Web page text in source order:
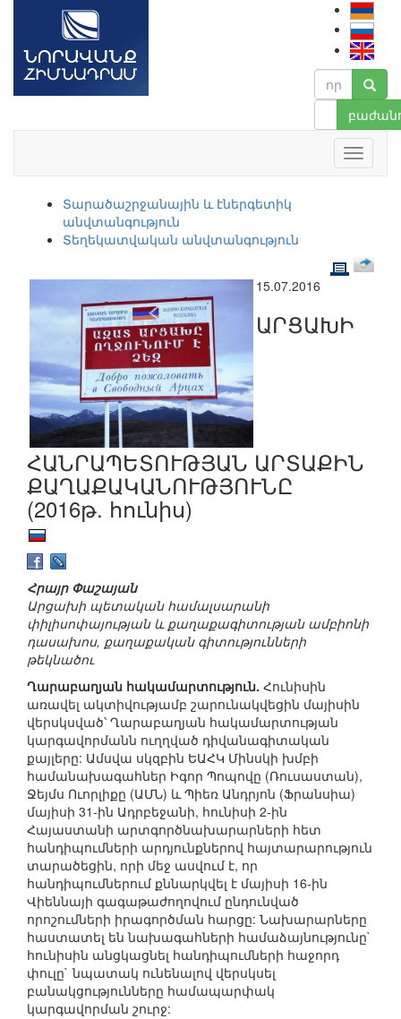
Տարածաշրջանային և էներգետիկ
անվտանգություն
Տեղեկատվական անվտանգություն
15.07.2016
ԱՐՑԱԽԻ
ՀԱՆՐԱՊԵՏՈՒԹՅԱՆ ԱՐՏԱՔԻՆ
ՔԱՂԱՔԱԿԱՆՈՒԹՅՈՒՆԸ
(2016թ. հունիս)
Հրայր Փաշայան
Արցախի պետական համալսարանի
փիլիսոփայության և քաղաքագիտության ամբիոնի
դասախոս, քաղաքական գիտությունների
թեկնածու
Ղարաբաղյան հակամարտություն. Հունիսին
առավել ակտիվությամբ շարունակվեցին մայիսին
վերսկսված՝ Ղարաբաղյան հակամարտության
կարգավորմանն ուղղված դիվանագիտական
քայլերը: Ամսվա սկզբին ԵԱՀԿ Մինսկի խմբի
համանախագահներ Իգոր Պոպովը (Ռուսաստան),
Ջեյմս Ուորլիքը (ԱՄՆ) և Պիեռ Անդրյոն (Ֆրանսիա)
մայիսի 31-ին Ադրբեջանի, հունիսի 2-ին
Հայաստանի արտգործնախարարների հետ
հանդիպումների արդյունքներով հայտարարություն
տարածեցին, որի մեջ ասվում է, որ
հանդիպումներում քննարկվել է մայիսի 16-ին
Վիեննայի գագաթաժողովում ընդունված
որոշումների իրագործման հարցը: Նախարարները
հաստատել են նախագահների համաձայնությունը`
հունիսին անցկացնել հանդիպումների հաջորդ
փուլը` նպատակ ունենալով վերսկսել
բանակցությունները համապարփակ
կարգավորման շուրջ: